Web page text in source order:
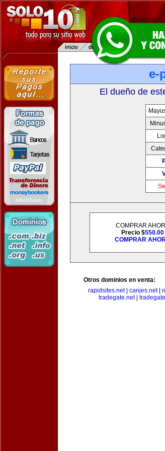
e-
El dueño de
COMPRAR
Precio $550.00
COMPRAR
Otros dominios en venta:
rapidsites.net| canjes.net|
tradegate.net|